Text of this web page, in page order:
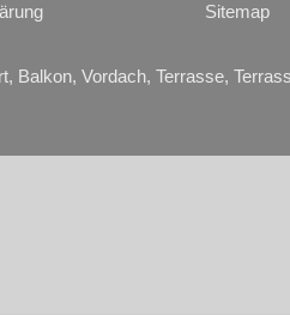
Sitemap
Vordach, Terrasse,